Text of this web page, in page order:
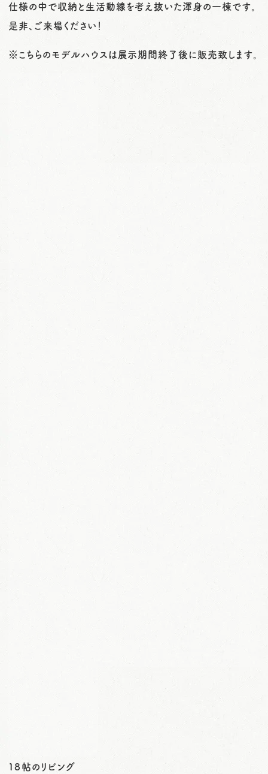
仕様の中で収納と生活動線を考え抜いた渾身の一棟です。
是非、ご来場ください！
※こちらのモデルハウスは展示期間終了後に販売致します。
１８帖のリビング